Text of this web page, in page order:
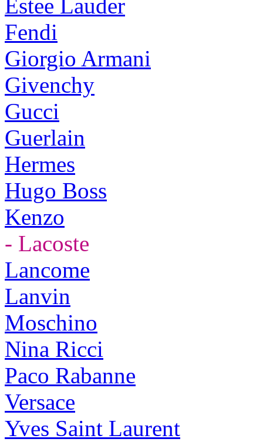
Estee Lauder
Fendi
Giorgio Armani
Givenchy
Gucci
Guerlain
Hermes
Hugo Boss
Kenzo
- Lacoste
Lancome
Lanvin
Moschino
Nina Ricci
Paco Rabanne
Versace
Yves Saint Laurent